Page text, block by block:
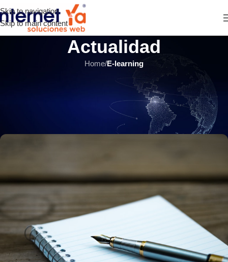
Skip to navigation
Skip to main content
Actualidad
Home/E-learning
ÚLTIMOS ARTÍCULOS
¿Por qué elegir Moodle cómo
aula virtual?
INTERNET YA Soluciones Web el 19 abril, 2021